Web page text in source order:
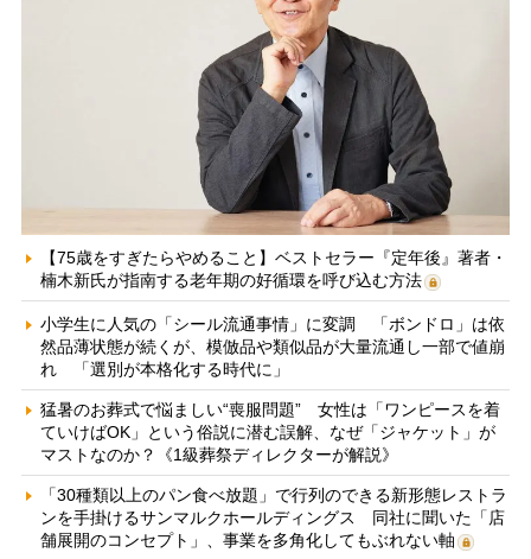
【75歳をすぎたらやめること】ベストセラー『定年後』著者・
楠木新氏が指南する老年期の好循環を呼び込む方法
小学生に人気の「シール流通事情」に変調 「ボンドロ」は依
然品薄状態が続くが、模倣品や類似品が大量流通し一部で値崩
れ 「選別が本格化する時代に」
猛暑のお葬式で悩ましい“喪服問題” 女性は「ワンピースを着
ていけばOK」という俗説に潜む誤解、なぜ「ジャケット」が
マストなのか？《1級葬祭ディレクターが解説》
「30種類以上のパン食べ放題」で行列のできる新形態レストラ
ンを手掛けるサンマルクホールディングス 同社に聞いた「店
舗展開のコンセプト」、事業を多角化してもぶれない軸